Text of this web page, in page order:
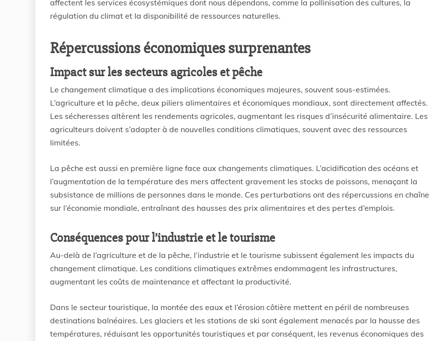
affectent les services écosystémiques dont nous dépendons, comme la pollinisation des cultures, la
régulation du climat et la disponibilité de ressources naturelles.
Répercussions économiques surprenantes
Impact sur les secteurs agricoles et pêche
Le changement climatique a des implications économiques majeures, souvent sous-estimées.
L’agriculture et la pêche, deux piliers alimentaires et économiques mondiaux, sont directement affectés.
Les sécheresses altèrent les rendements agricoles, augmentant les risques d’insécurité alimentaire. Les
agriculteurs doivent s’adapter à de nouvelles conditions climatiques, souvent avec des ressources
limitées.
La pêche est aussi en première ligne face aux changements climatiques. L’acidification des océans et
l’augmentation de la température des mers affectent gravement les stocks de poissons, menaçant la
subsistance de millions de personnes dans le monde. Ces perturbations ont des répercussions en chaîne
sur l’économie mondiale, entraînant des hausses des prix alimentaires et des pertes d’emplois.
Conséquences pour l’industrie et le tourisme
Au-delà de l’agriculture et de la pêche, l’industrie et le tourisme subissent également les impacts du
changement climatique. Les conditions climatiques extrêmes endommagent les infrastructures,
augmentant les coûts de maintenance et affectant la productivité.
Dans le secteur touristique, la montée des eaux et l’érosion côtière mettent en péril de nombreuses
destinations balnéaires. Les glaciers et les stations de ski sont également menacés par la hausse des
températures, réduisant les opportunités touristiques et par conséquent, les revenus économiques des